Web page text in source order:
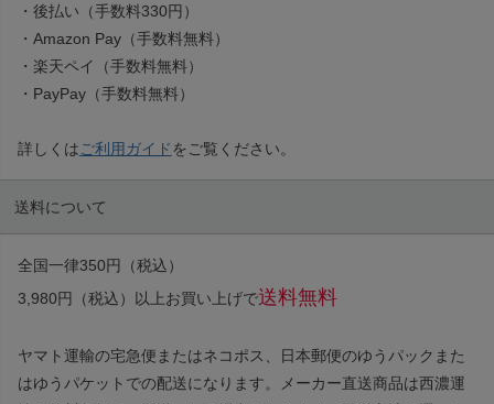
・後払い（手数料330円）
・Amazon Pay（手数料無料）
・楽天ペイ（手数料無料）
・PayPay（手数料無料）
詳しくは ご利用ガイド をご覧ください。
送料について
全国一律350円（税込）
3,980円（税込）以上お買い上げで送料無料
ヤマト運輸の宅急便またはネコポス、日本郵便のゆうパックまた
はゆうパケットでの配送になります。メーカー直送商品は西濃運